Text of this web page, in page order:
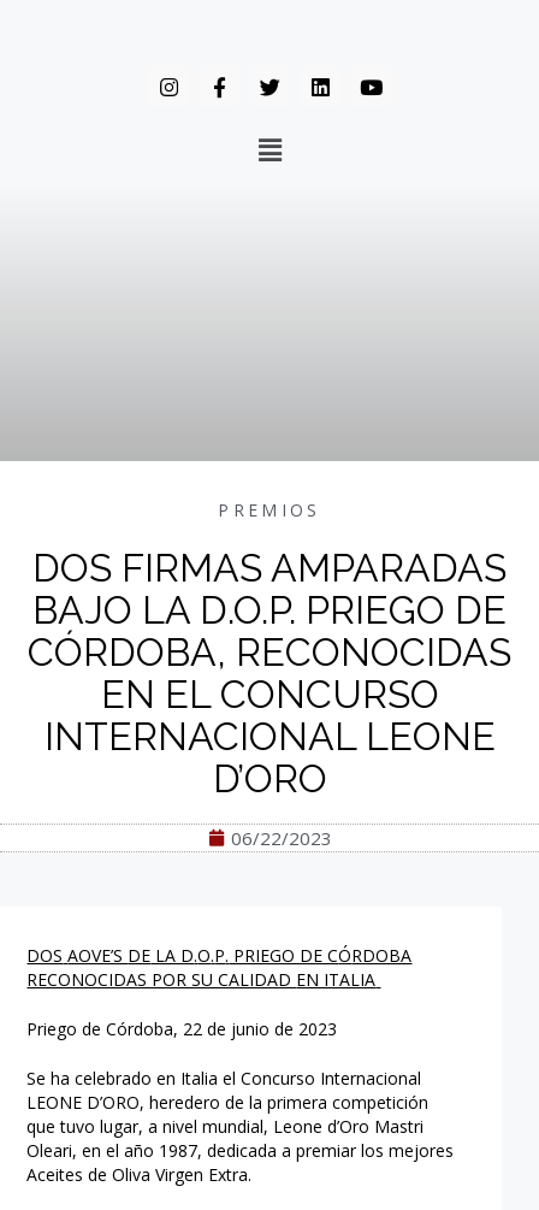
PREMIOS
DOS FIRMAS AMPARADAS
BAJO LA D.O.P. PRIEGO DE
CÓRDOBA, RECONOCIDAS
EN EL CONCURSO
INTERNACIONAL LEONE
D’ORO
06/22/2023
DOS AOVE’S DE LA D.O.P. PRIEGO DE CÓRDOBA
RECONOCIDAS POR SU CALIDAD EN ITALIA
Priego de Córdoba, 22 de junio de 2023
Se ha celebrado en Italia el Concurso Internacional
LEONE D’ORO, heredero de la primera competición
que tuvo lugar, a nivel mundial, Leone d’Oro Mastri
Oleari, en el año 1987, dedicada a premiar los mejores
Aceites de Oliva Virgen Extra.